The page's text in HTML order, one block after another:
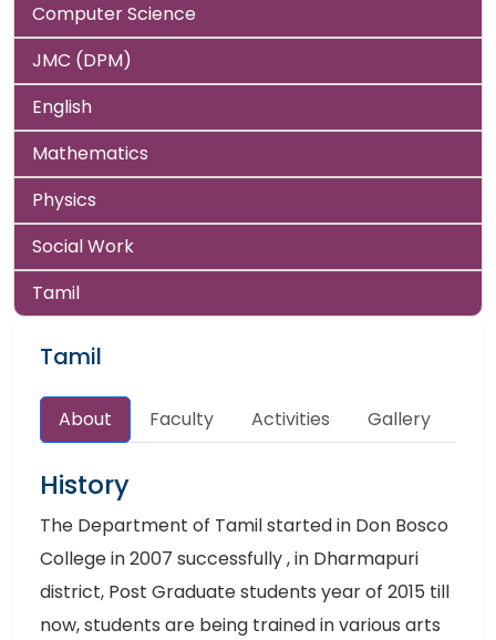
Computer Science
JMC (DPM)
English
Mathematics
Physics
Social Work
Tamil
Tamil
About Faculty Activities Gallery
History
The Department of Tamil started in Don Bosco
College in 2007 successfully , in Dharmapuri
district, Post Graduate students year of 2015 till
now, students are being trained in various arts